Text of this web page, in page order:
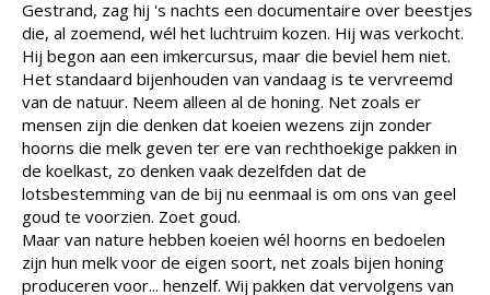
Gestrand, zag hij 's nachts een documentaire over beestjes
die, al zoemend, wél het luchtruim kozen. Hij was verkocht.
Hij begon aan een imkercursus, maar die beviel hem niet.
Het standaard bijenhouden van vandaag is te vervreemd
van de natuur. Neem alleen al de honing. Net zoals er
mensen zijn die denken dat koeien wezens zijn zonder
hoorns die melk geven ter ere van rechthoekige pakken in
de koelkast, zo denken vaak dezelfden dat de
lotsbestemming van de bij nu eenmaal is om ons van geel
goud te voorzien. Zoet goud.
Maar van nature hebben koeien wél hoorns en bedoelen
zijn hun melk voor de eigen soort, net zoals bijen honing
produceren voor... henzelf. Wij pakken dat vervolgens van